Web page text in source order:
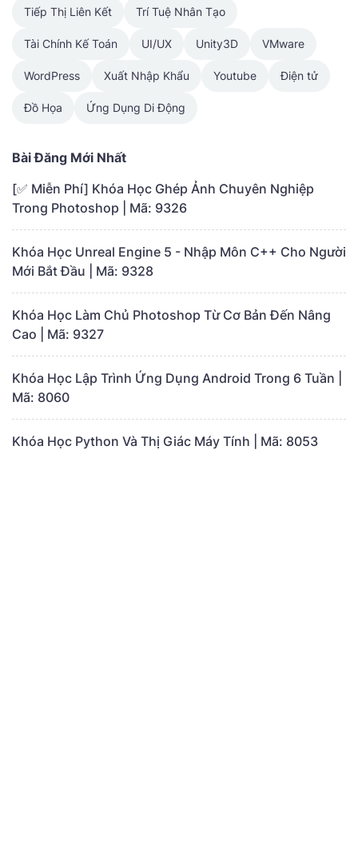
Tiếp Thị Liên Kết Trí Tuệ Nhân Tạo
Tài Chính Kế Toán UI/UX Unity3D VMware
WordPress Xuất Nhập Khẩu Youtube Điện tử
Đồ Họa Ứng Dụng Di Động
Bài Đăng Mới Nhất
[✅ Miễn Phí] Khóa Học Ghép Ảnh Chuyên Nghiệp
Trong Photoshop | Mã: 9326
Khóa Học Unreal Engine 5 - Nhập Môn C++ Cho Người
Mới Bắt Đầu | Mã: 9328
Khóa Học Làm Chủ Photoshop Từ Cơ Bản Đến Nâng
Cao | Mã: 9327
Khóa Học Lập Trình Ứng Dụng Android Trong 6 Tuần |
Mã: 8060
Khóa Học Python Và Thị Giác Máy Tính | Mã: 8053